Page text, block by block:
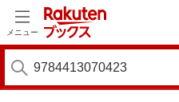
メニュー